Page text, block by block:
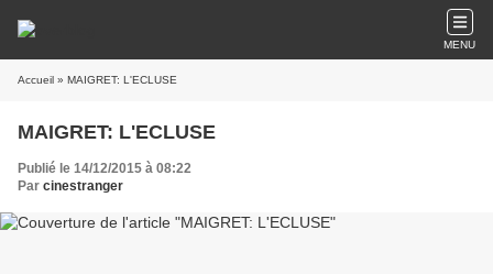
MENU
Accueil » MAIGRET: L'ECLUSE
MAIGRET: L'ECLUSE
Publié le 14/12/2015 à 08:22
Par cinestranger